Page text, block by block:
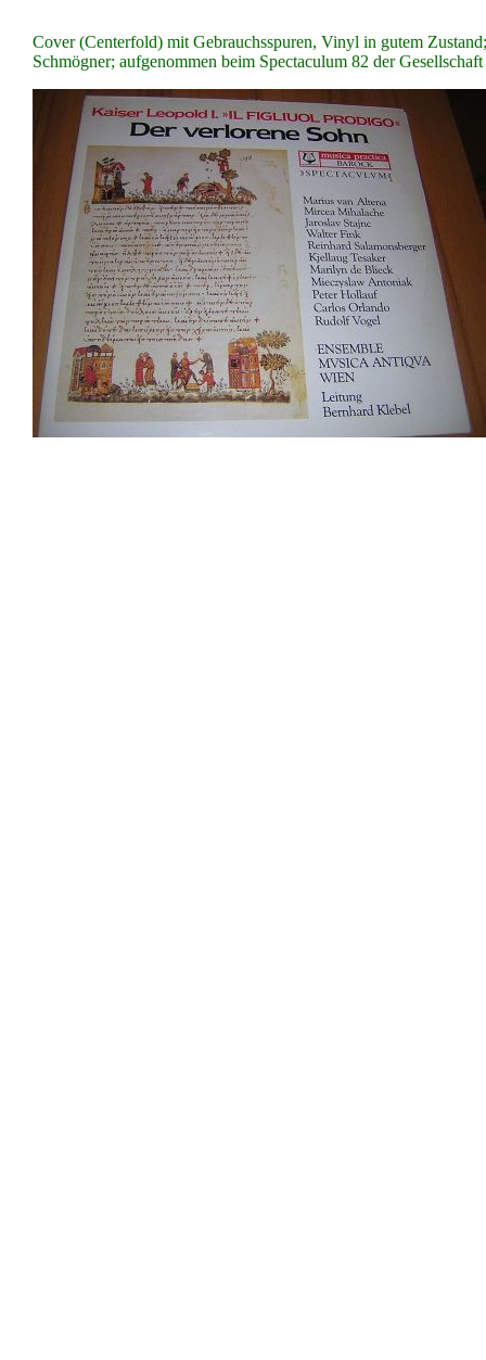
Cover (Centerfold) mit Gebrauchsspuren, Vinyl in gutem
Schmögner; aufgenommen beim Spectaculum 82 der